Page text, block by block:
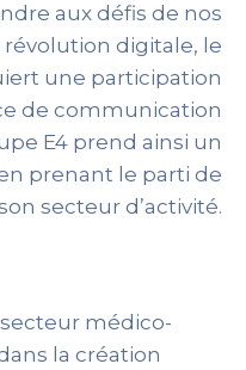
aux défis de nos
digitale, le
une participation
de communication
E4 prend ainsi un
prenant le parti de
secteur d’activité.
médico-
la création